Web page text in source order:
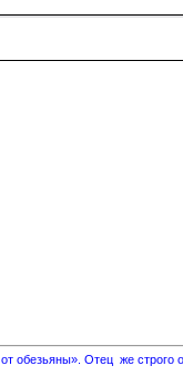
обезьяны». Отец же строго